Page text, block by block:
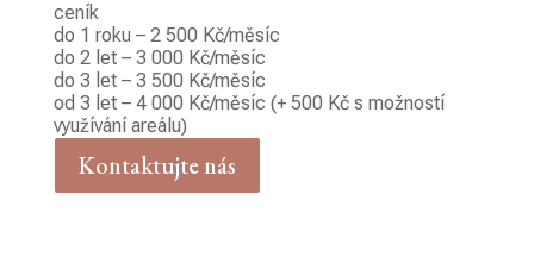
ceník
do 1 roku – 2 500 Kč/měsíc
do 2 let – 3 000 Kč/měsíc
do 3 let – 3 500 Kč/měsíc
od 3 let – 4 000 Kč/měsíc (+ 500 Kč s možností
využívání areálu)
Kontaktujte nás